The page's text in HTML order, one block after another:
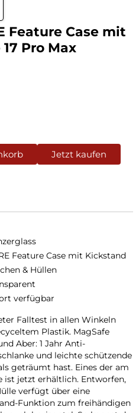
Feature Case mit
Pro Max
Jetzt kaufen
Feature Case mit Kickstand
& Hüllen
verfügbar
Falltest in allen Winkeln
Plastik. MagSafe
Aber: 1 Jahr Anti-
und leichte schützende
geträumt hast. Eines der am
ist jetzt erhältlich. Entworfen,
verfügt über eine
Funktion zum freihändigen